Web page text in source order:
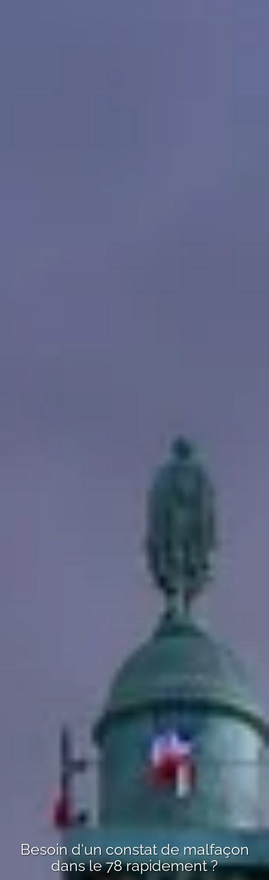
Besoin d'un constat de malfaçon
dans le 78rapidement ?